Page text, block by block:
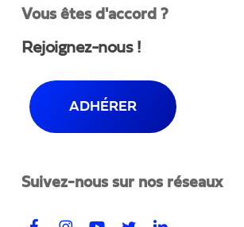
Vous êtes d'accord ?
Rejoignez-nous !
ADHÉRER
Suivez-nous sur nos réseaux